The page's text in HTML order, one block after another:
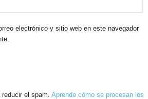
electrónico y sitio web en este navegador
el spam. Aprende cómo se procesan los